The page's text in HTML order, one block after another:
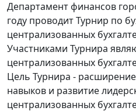
Департамент финансов
году проводит Турнир по
централизованных
Участниками Турнира
централизованных
Цель Турнира -
навыков и развитие
централизованных